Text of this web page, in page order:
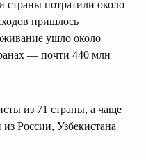
страны потратили около
пришлось
ушло около
— почти 440 млн
из 71 страны, а чаще
России, Узбекистана